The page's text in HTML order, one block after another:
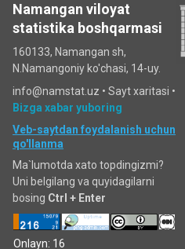
Namangan viloyat
statistika boshqarmasi
160133, Namangan sh,
N.Namangoniy ko'chasi, 14-uy.
info@namstat.uz • Sayt xaritasi •
Bizga xabar yuboring
Veb-saytdan foydalanish uchun
qo'llanma
Ma`lumotda xato topdingizmi?
Uni belgilang va quyidagilarni
bosing Ctrl + Enter
Onlayn: 16